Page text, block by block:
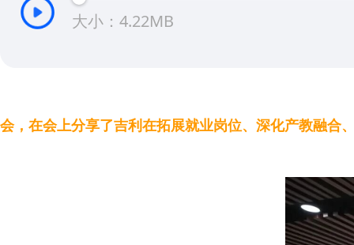
大小：4.22MB
会，在会上分享了吉利在拓展就业岗位、深化产教融合